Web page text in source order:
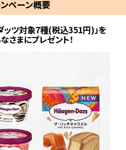
ペーン概要
ッツ対象7種(税込351円)」を
さまにプレゼント！